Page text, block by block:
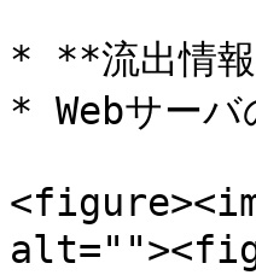
* **流出情
* Webサーバ